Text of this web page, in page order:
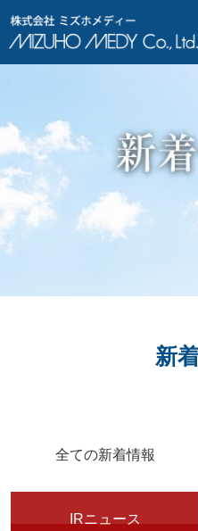
新
全ての新着情報
IRニュース